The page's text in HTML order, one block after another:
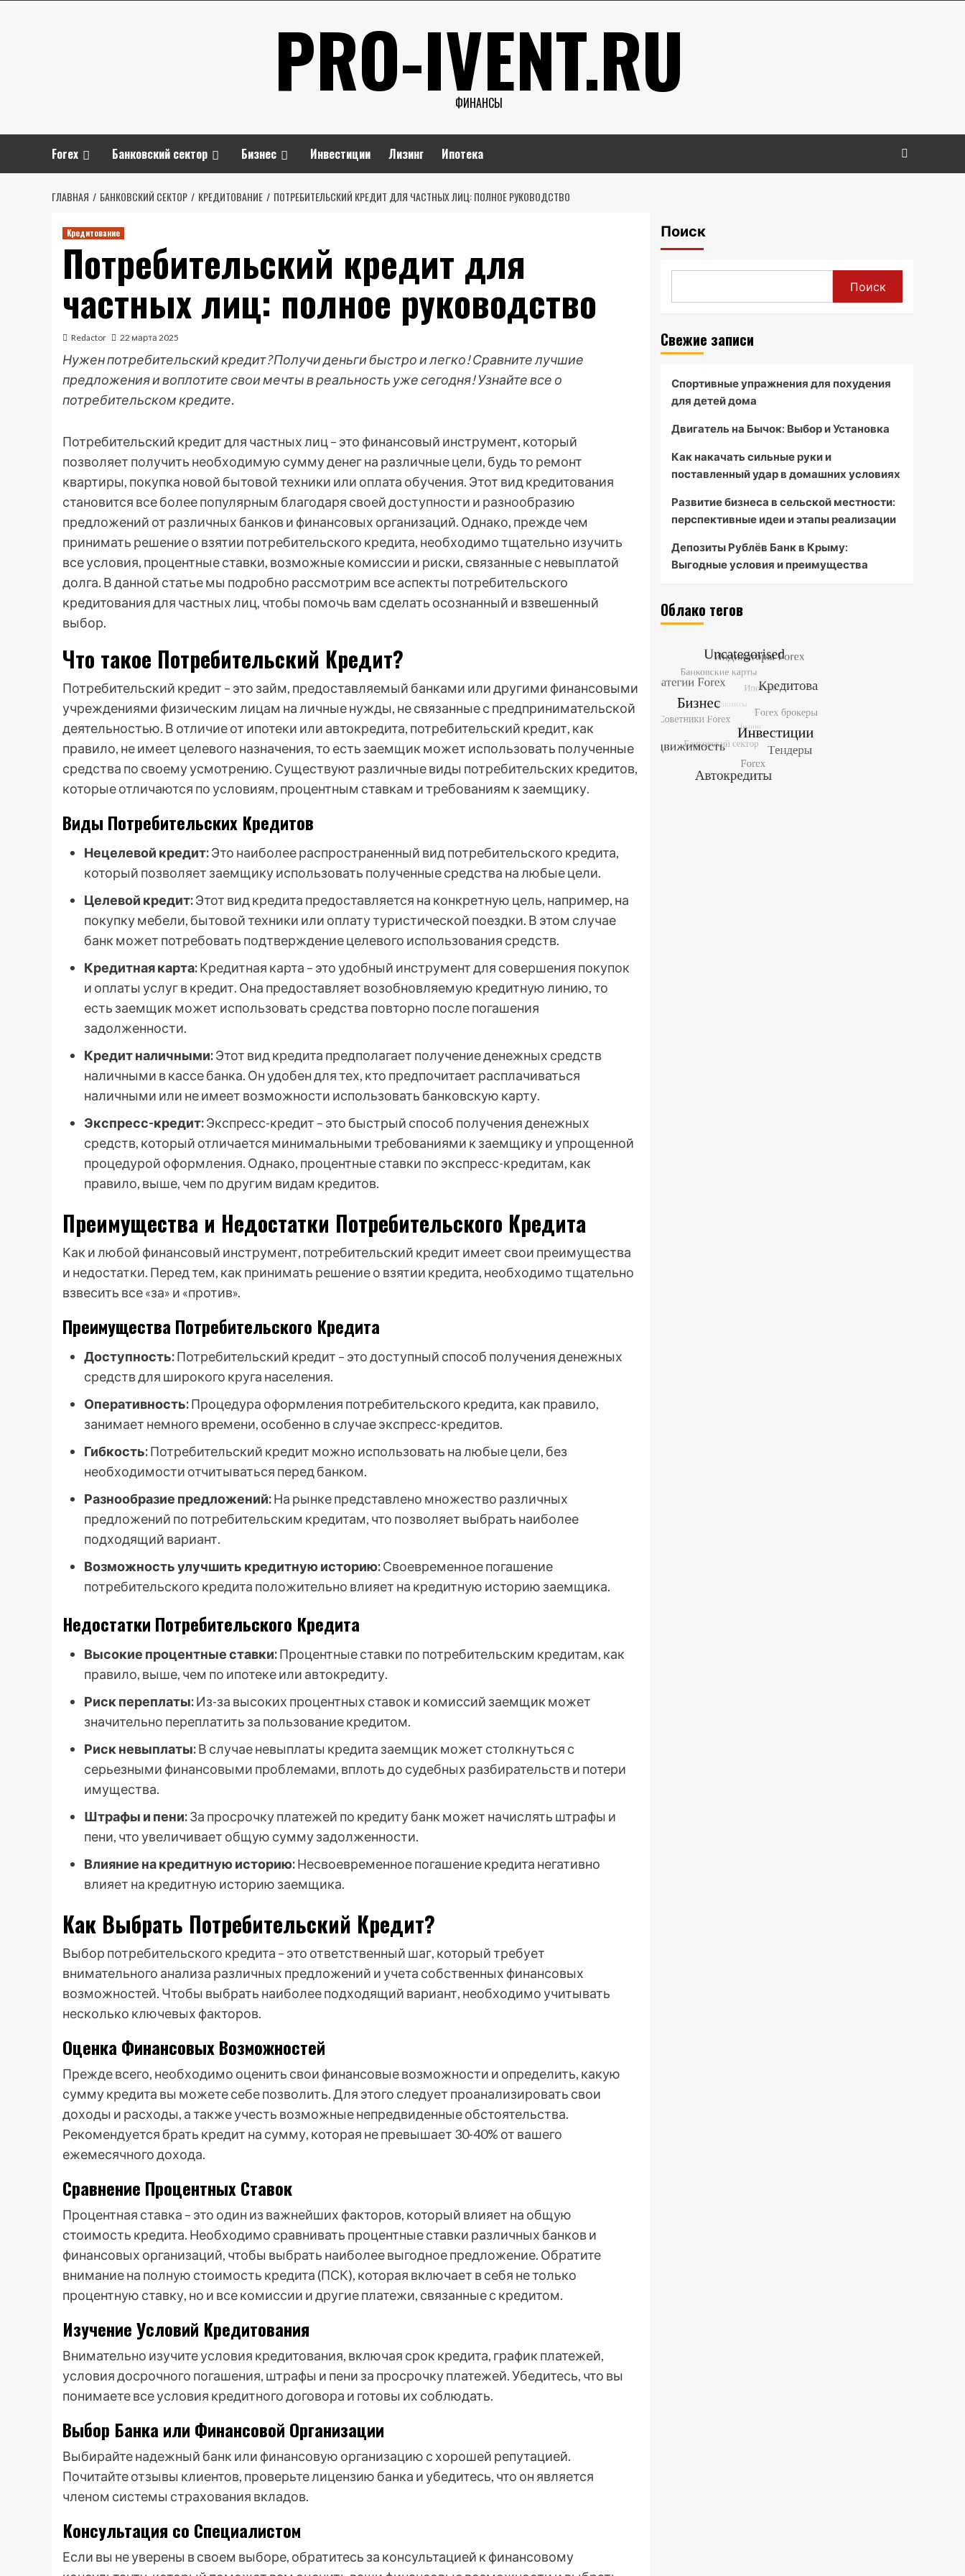
PRO-IVENT.RU
ФИНАНСЫ
Forex Банковский сектор Бизнес Инвестиции Лизинг Ипотека
ГЛАВНАЯ БАНКОВСКИЙ СЕКТОР КРЕДИТОВАНИЕ ПОТРЕБИТЕЛЬСКИЙ КРЕДИТ ДЛЯ ЧАСТНЫХ ЛИЦ: ПОЛНОЕ РУКОВОДСТВО
Кредитование
Потребительский кредит для
частных лиц: полное руководство
Redactor 22 марта 2025
Нужен потребительский кредит? Получи деньги быстро и легко! Сравните лучшие
предложения и воплотите свои мечты в реальность уже сегодня! Узнайте все о
потребительском кредите.
Потребительский кредит для частных лиц – это финансовый инструмент, который
позволяет получить необходимую сумму денег на различные цели, будь то ремонт
квартиры, покупка новой бытовой техники или оплата обучения. Этот вид кредитования
становится все более популярным благодаря своей доступности и разнообразию
предложений от различных банков и финансовых организаций. Однако, прежде чем
принимать решение о взятии потребительского кредита, необходимо тщательно изучить
все условия, процентные ставки, возможные комиссии и риски, связанные с невыплатой
долга. В данной статье мы подробно рассмотрим все аспекты потребительского
кредитования для частных лиц, чтобы помочь вам сделать осознанный и взвешенный
выбор.
Что такое Потребительский Кредит?
Потребительский кредит – это займ, предоставляемый банками или другими финансовыми
учреждениями физическим лицам на личные нужды, не связанные с предпринимательской
деятельностью. В отличие от ипотеки или автокредита, потребительский кредит, как
правило, не имеет целевого назначения, то есть заемщик может использовать полученные
средства по своему усмотрению. Существуют различные виды потребительских кредитов,
которые отличаются по условиям, процентным ставкам и требованиям к заемщику.
Виды Потребительских Кредитов
Нецелевой кредит:Это наиболее распространенный вид потребительского кредита,
который позволяет заемщику использовать полученные средства на любые цели.
Целевой кредит:Этот вид кредита предоставляется на конкретную цель, например, на
покупку мебели, бытовой техники или оплату туристической поездки. В этом случае
банк может потребовать подтверждение целевого использования средств.
Кредитная карта:Кредитная карта – это удобный инструмент для совершения покупок
и оплаты услуг в кредит. Она предоставляет возобновляемую кредитную линию, то
есть заемщик может использовать средства повторно после погашения
задолженности.
Кредит наличными:Этот вид кредита предполагает получение денежных средств
наличными в кассе банка. Он удобен для тех, кто предпочитает расплачиваться
наличными или не имеет возможности использовать банковскую карту.
Экспресс-кредит:Экспресс-кредит – это быстрый способ получения денежных
средств, который отличается минимальными требованиями к заемщику и упрощенной
процедурой оформления. Однако, процентные ставки по экспресс-кредитам, как
правило, выше, чем по другим видам кредитов.
Преимущества и Недостатки Потребительского Кредита
Как и любой финансовый инструмент, потребительский кредит имеет свои преимущества
и недостатки. Перед тем, как принимать решение о взятии кредита, необходимо тщательно
взвесить все «за» и «против».
Преимущества Потребительского Кредита
Доступность:Потребительский кредит – это доступный способ получения денежных
средств для широкого круга населения.
Оперативность:Процедура оформления потребительского кредита, как правило,
занимает немного времени, особенно в случае экспресс-кредитов.
Гибкость:Потребительский кредит можно использовать на любые цели, без
необходимости отчитываться перед банком.
Разнообразие предложений:На рынке представлено множество различных
предложений по потребительским кредитам, что позволяет выбрать наиболее
подходящий вариант.
Возможность улучшить кредитную историю:Своевременное погашение
потребительского кредита положительно влияет на кредитную историю заемщика.
Недостатки Потребительского Кредита
Высокие процентные ставки:Процентные ставки по потребительским кредитам, как
правило, выше, чем по ипотеке или автокредиту.
Риск переплаты:Из-за высоких процентных ставок и комиссий заемщик может
значительно переплатить за пользование кредитом.
Риск невыплаты:В случае невыплаты кредита заемщик может столкнуться с
серьезными финансовыми проблемами, вплоть до судебных разбирательств и потери
имущества.
Штрафы и пени:За просрочку платежей по кредиту банк может начислять штрафы и
пени, что увеличивает общую сумму задолженности.
Влияние на кредитную историю:Несвоевременное погашение кредита негативно
влияет на кредитную историю заемщика.
Как Выбрать Потребительский Кредит?
Выбор потребительского кредита – это ответственный шаг, который требует
внимательного анализа различных предложений и учета собственных финансовых
возможностей. Чтобы выбрать наиболее подходящий вариант, необходимо учитывать
несколько ключевых факторов.
Оценка Финансовых Возможностей
Прежде всего, необходимо оценить свои финансовые возможности и определить, какую
сумму кредита вы можете себе позволить. Для этого следует проанализировать свои
доходы и расходы, а также учесть возможные непредвиденные обстоятельства.
Рекомендуется брать кредит на сумму, которая не превышает 30-40% от вашего
ежемесячного дохода.
Сравнение Процентных Ставок
Процентная ставка – это один из важнейших факторов, который влияет на общую
стоимость кредита. Необходимо сравнивать процентные ставки различных банков и
финансовых организаций, чтобы выбрать наиболее выгодное предложение. Обратите
внимание на полную стоимость кредита (ПСК), которая включает в себя не только
процентную ставку, но и все комиссии и другие платежи, связанные с кредитом.
Изучение Условий Кредитования
Внимательно изучите условия кредитования, включая срок кредита, график платежей,
условия досрочного погашения, штрафы и пени за просрочку платежей. Убедитесь, что вы
понимаете все условия кредитного договора и готовы их соблюдать.
Выбор Банка или Финансовой Организации
Выбирайте надежный банк или финансовую организацию с хорошей репутацией.
Почитайте отзывы клиентов, проверьте лицензию банка и убедитесь, что он является
членом системы страхования вкладов.
Консультация со Специалистом
Если вы не уверены в своем выборе, обратитесь за консультацией к финансовому
Поиск
Поиск
Свежие записи
Спортивные упражнения для похудения
для детей дома
Двигатель на Бычок: Выбор и Установка
Как накачать сильные руки и
поставленный удар в домашних условиях
Развитие бизнеса в сельской местности:
перспективные идеи и этапы реализации
Депозиты Рублёв Банк в Крыму:
Выгодные условия и преимущества
Облако тегов